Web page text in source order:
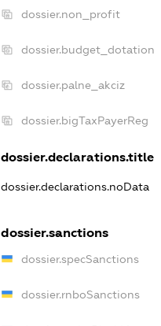
dossier.non_profit
dossier.budget_dotation
dossier.palne_akciz
dossier.bigTaxPayerReg
dossier.declarations.title
dossier.declarations.noData
dossier.sanctions
dossier.specSanctions
dossier.rnboSanctions